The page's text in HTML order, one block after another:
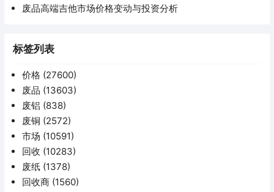
废品高端吉他市场价格变动与投资分析
标签列表
价格 (27600)
废品 (13603)
废铝 (838)
废铜 (2572)
市场 (10591)
回收 (10283)
废纸 (1378)
回收商 (1560)